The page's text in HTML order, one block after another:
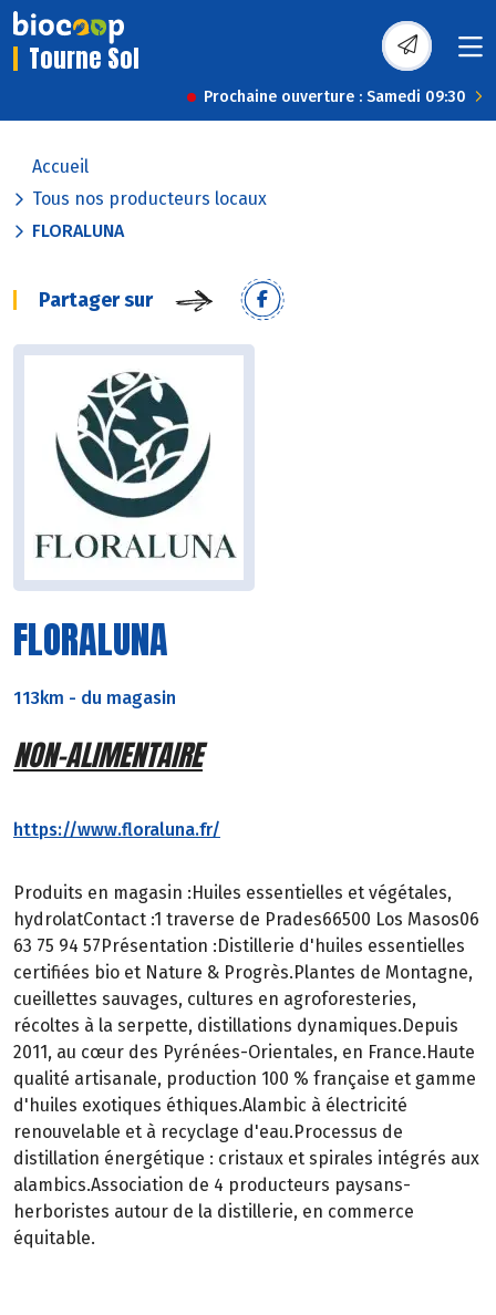
Tourne Sol
Prochaine ouverture : Samedi 09:30
Accueil
Tous nos producteurs locaux
FLORALUNA
Partager sur
FLORALUNA
113km - du magasin
NON-ALIMENTAIRE
https://www.floraluna.fr/
Produits en magasin :Huiles essentielles et végétales,
hydrolatContact :1 traverse de Prades66500 Los Masos06
63 75 94 57Présentation :Distillerie d'huiles essentielles
certifiées bio et Nature & Progrès.Plantes de Montagne,
cueillettes sauvages, cultures en agroforesteries,
récoltes à la serpette, distillations dynamiques.Depuis
2011, au cœur des Pyrénées-Orientales, en France.Haute
qualité artisanale, production 100 % française et gamme
d'huiles exotiques éthiques.Alambic à électricité
renouvelable et à recyclage d'eau.Processus de
distillation énergétique : cristaux et spirales intégrés aux
alambics.Association de 4 producteurs paysans-
herboristes autour de la distillerie, en commerce
équitable.